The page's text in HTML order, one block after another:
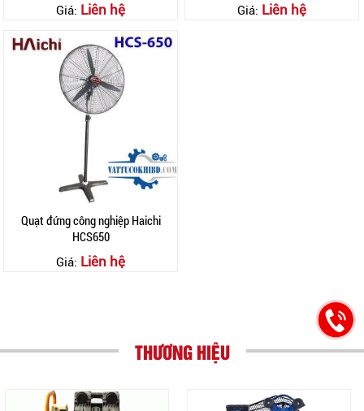
Giá: Liên hệ Giá: Liên hệ
Quạt đứng công nghiệp Haichi
HCS650
Giá: Liên hệ
THƯƠNG HIỆU